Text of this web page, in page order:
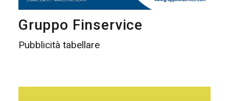
Gruppo Finservice
Pubblicità tabellare